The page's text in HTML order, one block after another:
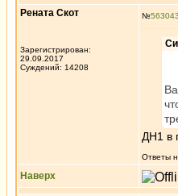
Рената Скот
Зарегистрирован:
29.09.2017
Суждений: 14208
№563043
ДН1 в
Ответы
Наверх